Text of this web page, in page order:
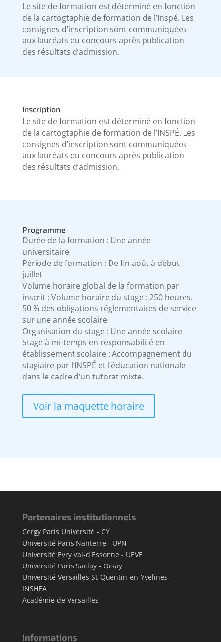
Le site de formation est déterminé en fonction
de la cartogtaphie de formation de l’Inspé. Les
consignes d’inscription sont communiquées
aux lauréats du concours après publication
des résultats d’admission.
Inscription
Le site de formation est déterminé en fonction
de la cartogtaphie de formation de l’INSPÉ. Les
consignes d’inscription sont communiquées
aux lauréats du concours après publication
des résultats d’admission.
Programme
Durée de la formation : Une année
universitaire
Période de formation : De fin août à début
juillet
Volume horaire global de la formation par
inscrit : Volume horaire du stage : 250 heures.
50 % des obligations réglementaires de service
sur une année scolaire
Organisation du stage : Une année scolaire
Stage à mi-temps en responsabilité en
établissement scolaire : Accompagnement du
stagiaire par l’INSPÉ et l’éducation nationale
dans le cadre d’un tutorat mixte.
Voir la maquette horaire
Partenaires institutionnels
Cergy Paris Université - CY
Université Paris Nanterre - UPN
Université Evry Val-d'Essonne - UEVE
Université Paris Saclay - Orsay
Université Versailles St-Quentin-en-Yvelines
INSHEA
Académie de Versailles
Informations